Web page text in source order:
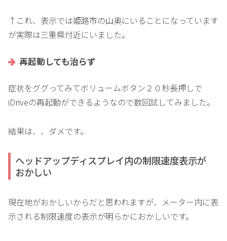
↑これ、表示では姫路市の山奥にいることになっています
が実際は三重県付近にいました。
再起動しても治らず
症状をググってみてボリュームボタン２０秒長押しで
iDriveの再起動ができるようなので数回試してみました。
結果は、、ダメです。
ヘッドアップディスプレイ内の制限速度表示が
おかしい
現在地がおかしいからだと思われますが、メーター内に表
示される制限速度の表示が明らかにおかしいです。